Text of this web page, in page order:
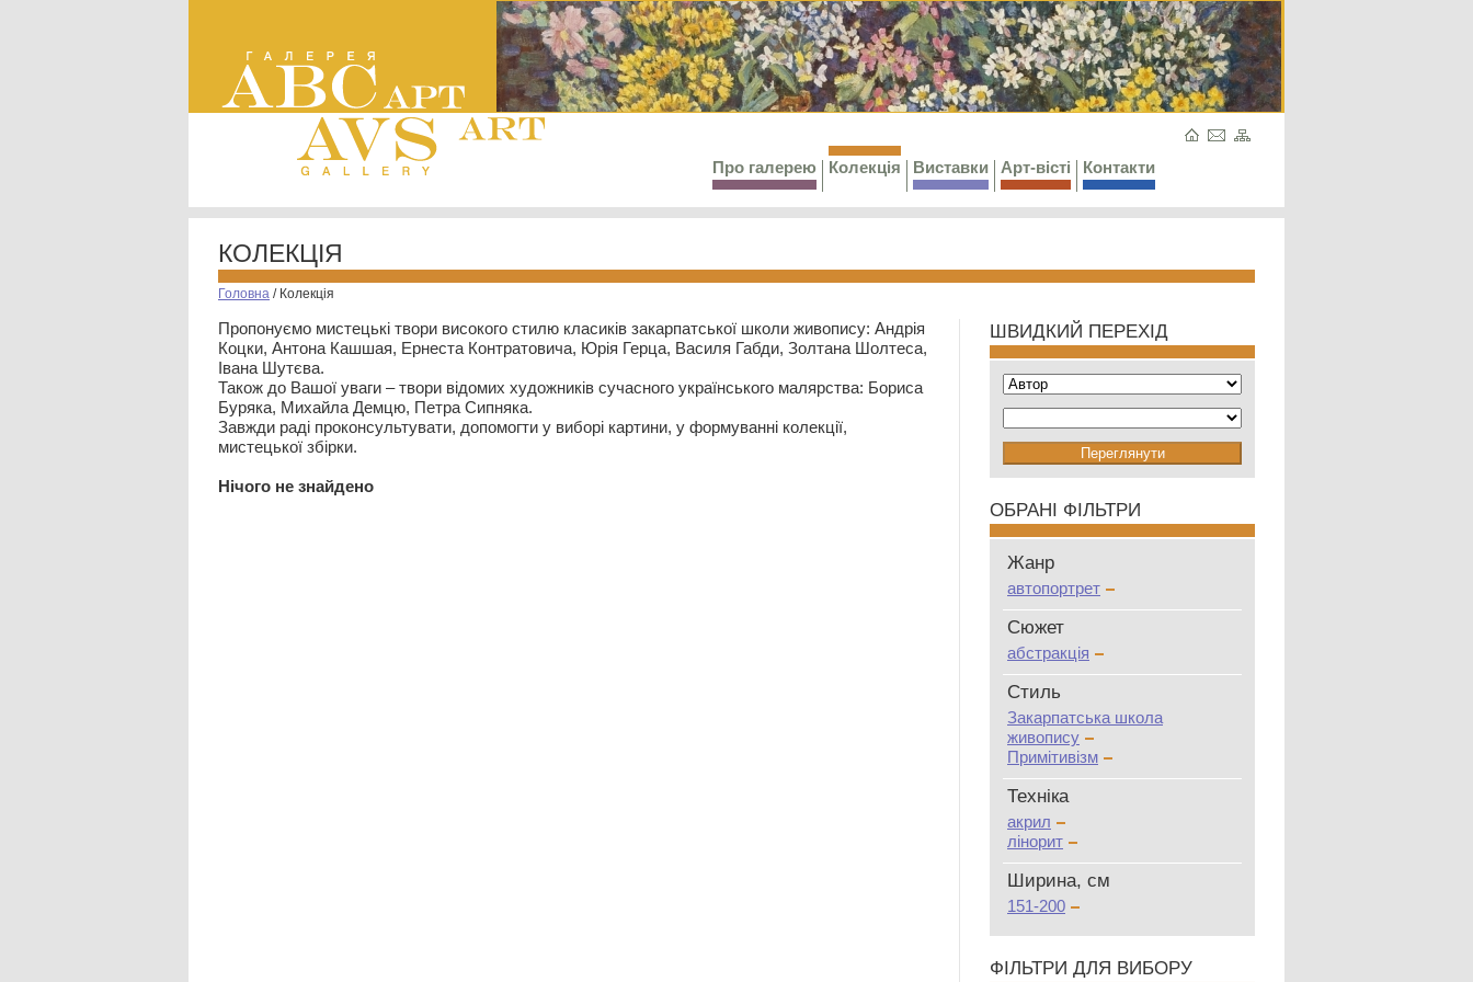
Про галерею Колекція Виставки Арт-вісті Контакти
КОЛЕКЦІЯ
Головна / Колекція
Пропонуємо мистецькі твори високого стилю класиків закарпатської школи живопису: Андрія
Коцки, Антона Кашшая, Ернеста Контратовича, Юрія Герца, Василя Габди, Золтана Шолтеса,
Івана Шутєва.
Також до Вашої уваги – твори відомих художників сучасного українського малярства: Бориса
Буряка, Михайла Демцю, Петра Сипняка.
Завжди раді проконсультувати, допомогти у виборі картини, у формуванні колекції,
мистецької збірки.
Нiчого не знайдено
ШВИДКИЙ ПЕРЕХІД
ОБРАНІ ФІЛЬТРИ
Жанр
автопортрет
Сюжет
абстракція
Стиль
Закарпатська школа
живопису
Примітивізм
Техніка
акрил
лінорит
Ширина, см
151-200
ФІЛЬТРИ ДЛЯ ВИБОРУ